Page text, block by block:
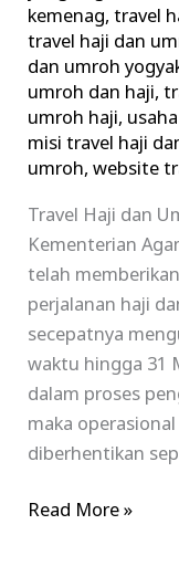
kemenag,travel
travel haji dan
dan umroh
umroh dan haji,
umroh haji,
misi travel haji
umroh,website
Travel Haji dan
Kementerian
telah
perjalanan haji
secepatnya
waktu hingga 31
dalam proses
maka
diberhentikan
Read More »